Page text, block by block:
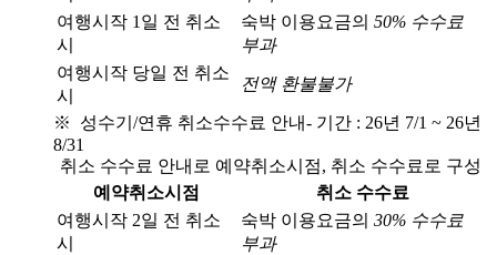
여행시작 1일 전 취소
시
숙박 이용요금의 50% 수수료
부과
여행시작 당일 전 취소
시
전액 환불불가
※ 성수기/연휴 취소수수료 안내- 기간 : 26년 7/1 ~ 26년
8/31
취소 수수료 안내로 예약취소시점, 취소 수수료로 구성
예약취소시점
취소 수수료
여행시작 2일 전 취소
시
숙박 이용요금의 30% 수수료
부과